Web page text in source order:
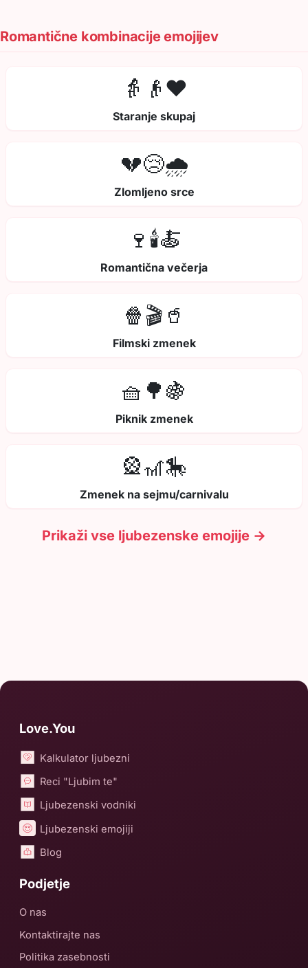
Romantične kombinacije emojijev
👵👴❤️
Staranje skupaj
💔😢🌧️
Zlomljeno srce
🍷🕯️🍝
Romantična večerja
🍿🎬🥤
Filmski zmenek
🧺🌳🍇
Piknik zmenek
🎡🎢🎠
Zmenek na sejmu/carnivalu
Prikaži vse ljubezenske emojije →
Love.You
Kalkulator ljubezni
Reci "Ljubim te"
Ljubezenski vodniki
Ljubezenski emojiji
Blog
Podjetje
O nas
Kontaktirajte nas
Politika zasebnosti